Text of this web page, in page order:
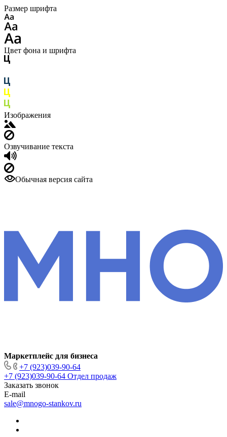
Размер шрифта
Цвет фона и шрифта
Изображения
Озвучивание текста
Обычная версия сайта
Маркетплейс для бизнеса
+7 (923)039-90-64
+7 (923)039-90-64 Отдел продаж
Заказать звонок
E-mail
sale@mnogo-stankov.ru